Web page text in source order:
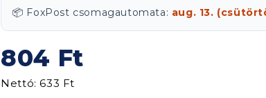
📦 FoxPost csomagautomata: aug. 13.
804 Ft
Nettó: 633 Ft